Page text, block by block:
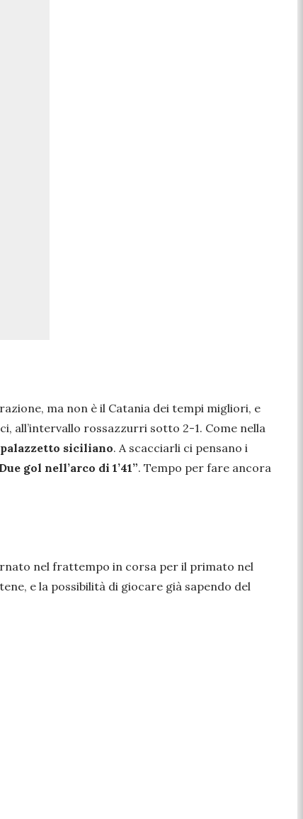
ma non è il Catania dei tempi migliori, e
all’intervallo rossazzurri sotto 2-1. Come nella
siciliano. A scacciarli ci pensano i
Due gol nell’arco di 1’41”. Tempo per fare ancora
nel frattempo in corsa per il primato nel
e la possibilità di giocare già sapendo del